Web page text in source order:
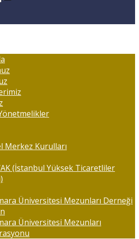
Merkez Kurulları
(İstanbul Yüksek Ticaretliler
Üniversitesi Mezunları Derneği
Üniversitesi Mezunları